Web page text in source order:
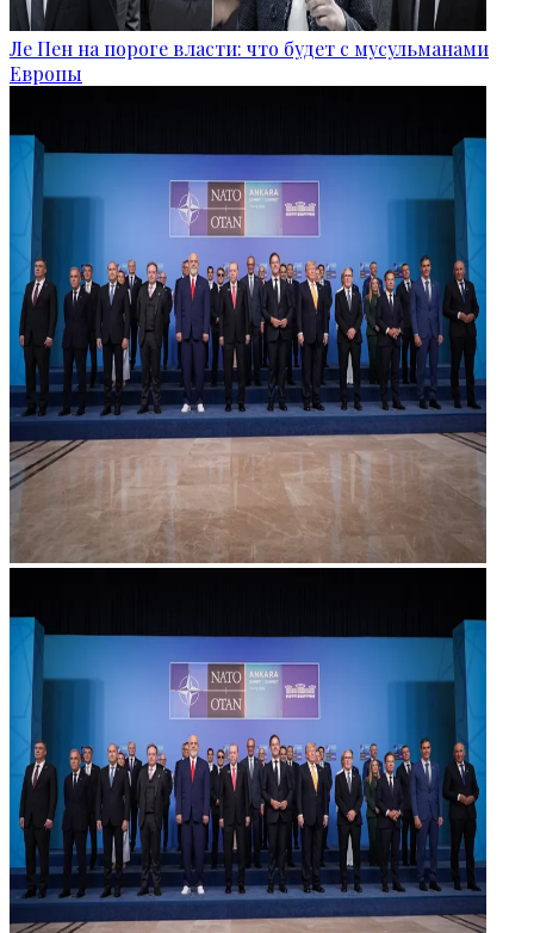
Ле Пен на пороге власти: что будет с мусульманами
Европы